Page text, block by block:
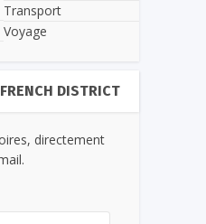
Transport
Voyage
DISTRICT
directement